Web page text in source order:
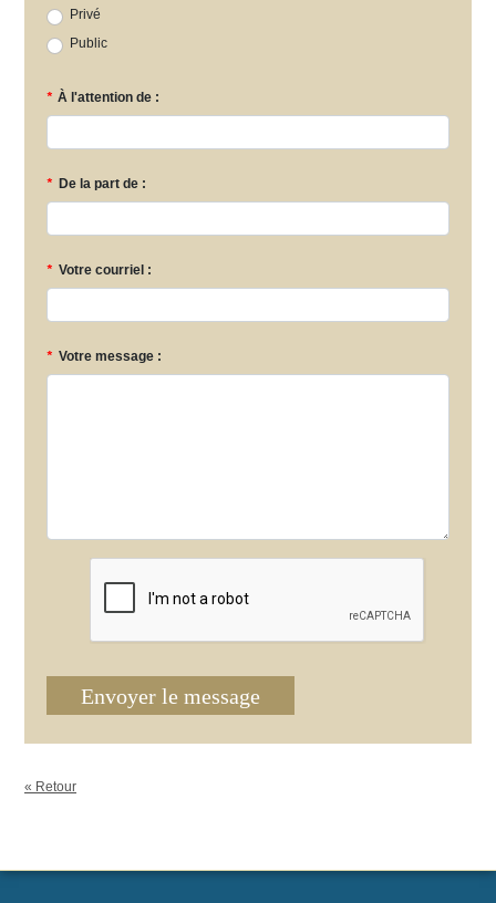
Privé
Public
* À l'attention de :
* De la part de :
* Votre courriel :
* Votre message :
Envoyer le message
« Retour